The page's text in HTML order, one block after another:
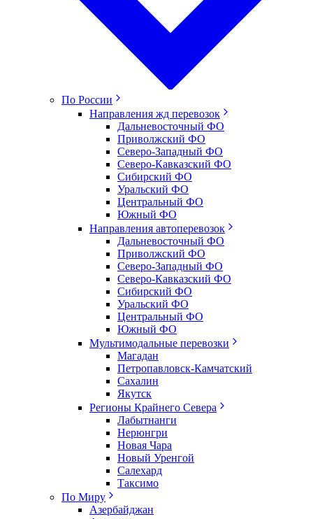
По России
Направления жд перевозок
Дальневосточный ФО
Приволжский ФО
Северо-Западный ФО
Северо-Кавказский ФО
Сибирский ФО
Уральский ФО
Центральный ФО
Южный ФО
Направления автоперевозок
Дальневосточный ФО
Приволжский ФО
Северо-Западный ФО
Северо-Кавказский ФО
Сибирский ФО
Уральский ФО
Центральный ФО
Южный ФО
Мультимодальные перевозки
Магадан
Петропавловск-Камчатский
Сахалин
Якутск
Регионы Крайнего Севера
Лабытнанги
Нерюнгри
Новая Чара
Новый Уренгой
Салехард
Таксимо
По Миру
Азербайджан